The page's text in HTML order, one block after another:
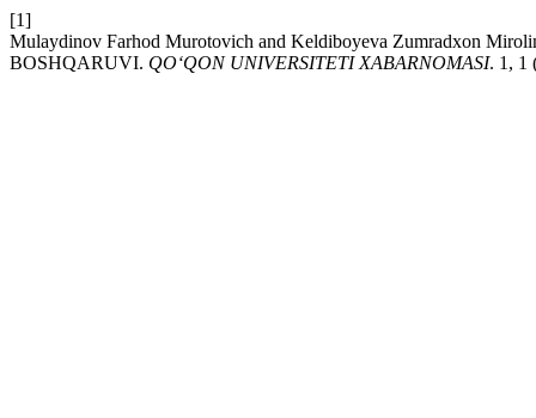
[1]
Mulaydinov Farhod Murotovich and Keldiboyeva Zumradxon
BOSHQARUVI. QO‘QON UNIVERSITETI XABARNOMASI. 1, 1